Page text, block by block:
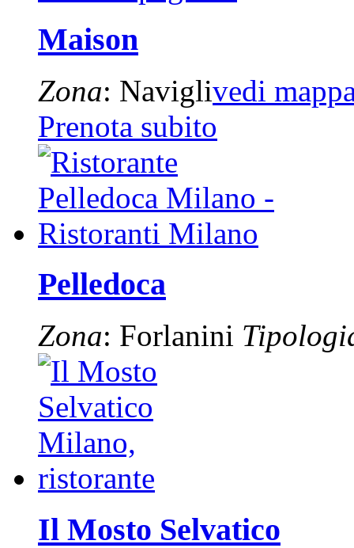
Maison
Zona: Naviglivedi
Prenota subito
Pelledoca
Zona: Forlanini
Il Mosto Selvatico